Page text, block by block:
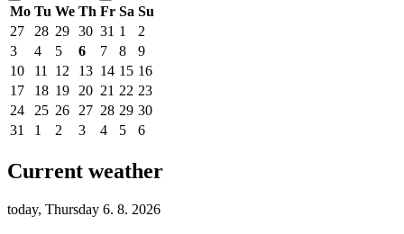
Mo Tu We Th Fr Sa Su
27
28 29 30 31 1
2
3
4 5 6 7 8
9
10
11 12 13 14 15 16
17
18 19 20 21 22 23
24
25 26 27 28 29 30
31
1 2 3 4 5 6
Current weather
today, Thursday 6. 8. 2026